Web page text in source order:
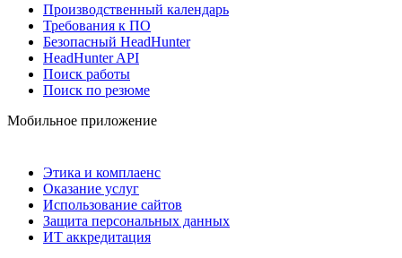
Производственный календарь
Требования к ПО
Безопасный HeadHunter
HeadHunter API
Поиск работы
Поиск по резюме
Мобильное приложение
Этика и комплаенс
Оказание услуг
Использование сайтов
Защита персональных данных
ИТ аккредитация